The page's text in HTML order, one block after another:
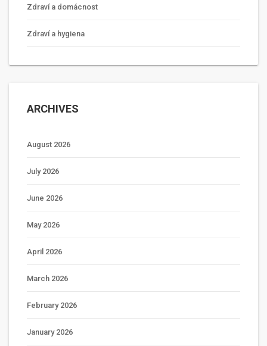
Zdraví a domácnost
Zdraví a hygiena
ARCHIVES
August 2026
July 2026
June 2026
May 2026
April 2026
March 2026
February 2026
January 2026